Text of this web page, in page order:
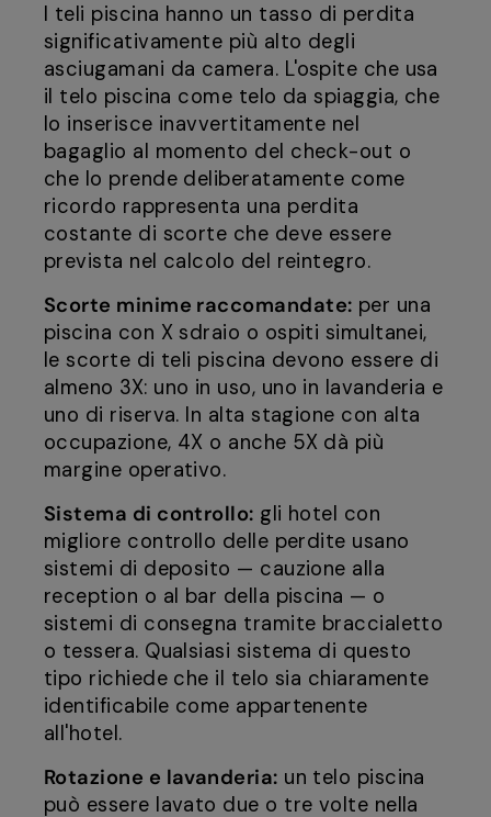
I teli piscina hanno un tasso di perdita
significativamente più alto degli
asciugamani da camera. L'ospite che usa
il telo piscina come telo da spiaggia, che
lo inserisce inavvertitamente nel
bagaglio al momento del check-out o
che lo prende deliberatamente come
ricordo rappresenta una perdita
costante di scorte che deve essere
prevista nel calcolo del reintegro.
Scorte minime raccomandate: per una
piscina con X sdraio o ospiti simultanei,
le scorte di teli piscina devono essere di
almeno 3X: uno in uso, uno in lavanderia e
uno di riserva. In alta stagione con alta
occupazione, 4X o anche 5X dà più
margine operativo.
Sistema di controllo: gli hotel con
migliore controllo delle perdite usano
sistemi di deposito — cauzione alla
reception o al bar della piscina — o
sistemi di consegna tramite braccialetto
o tessera. Qualsiasi sistema di questo
tipo richiede che il telo sia chiaramente
identificabile come appartenente
all'hotel.
Rotazione e lavanderia: un telo piscina
può essere lavato due o tre volte nella